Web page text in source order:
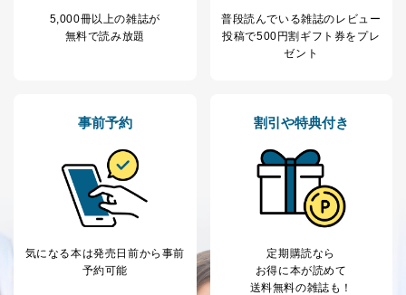
5,000冊以上の雑誌が
無料で読み放題
普段読んでいる雑誌のレビュー
投稿で500円割ギフト券をプレ
ゼント
事前予約
気になる本は発売日前から事前
予約可能
割引や特典付き
定期購読なら
お得に本が読めて
送料無料の雑誌も！